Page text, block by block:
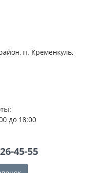
п. Кременкуль,
до 18:00
45-55